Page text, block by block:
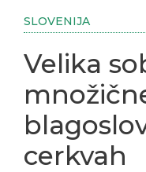
SLOVENIJA
Velika
cerkvah